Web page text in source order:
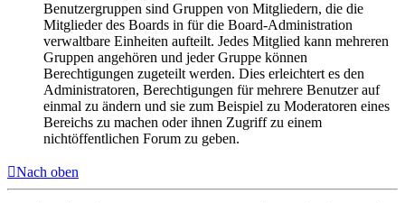
Benutzergruppen sind Gruppen von Mitgliedern, die die
Mitglieder des Boards in für die Board-Administration
verwaltbare Einheiten aufteilt. Jedes Mitglied kann mehreren
Gruppen angehören und jeder Gruppe können
Berechtigungen zugeteilt werden. Dies erleichtert es den
Administratoren, Berechtigungen für mehrere Benutzer auf
einmal zu ändern und sie zum Beispiel zu Moderatoren eines
Bereichs zu machen oder ihnen Zugriff zu einem
nichtöffentlichen Forum zu geben.
Nach oben